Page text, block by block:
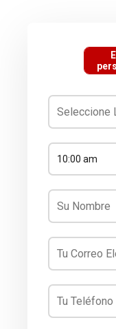
10:00 am